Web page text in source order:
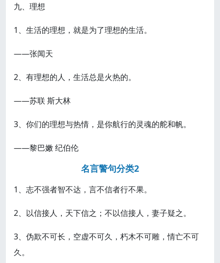
九、理想
1、生活的理想，就是为了理想的生活。
——张闻天
2、有理想的人，生活总是火热的。
——苏联 斯大林
3、你们的理想与热情，是你航行的灵魂的舵和帆。
——黎巴嫩 纪伯伦
名言警句分类2
1、志不强者智不达，言不信者行不果。
2、以信接人，天下信之；不以信接人，妻子疑之。
3、伪欺不可长，空虚不可久，朽木不可雕，情亡不可
久。